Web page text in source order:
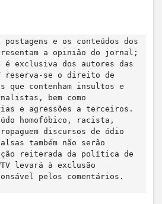
postagens e os conteúdos dos
a opinião do jornal;
é exclusiva dos autores das
reserva-se o direito de
que contenham insultos e
bem como
e agressões a terceiros.
homofóbico, racista,
discursos de ódio
também não serão
reiterada da política de
levará à exclusão
pelos comentários.